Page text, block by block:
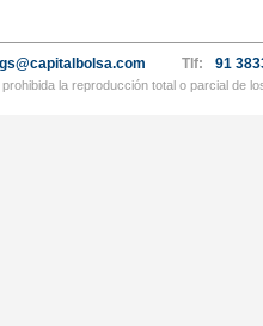
Tlf: 91
la reproducción total o parcial de